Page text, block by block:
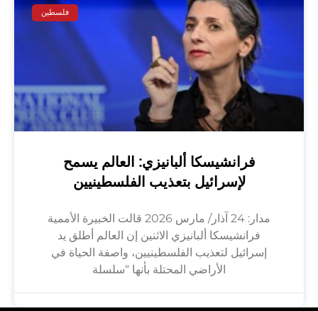
فلسطين
فرانشيسكا ألبانيزي: العالم يسمح
لإسرائيل بتعذيب الفلسطينيين
مدار: 24 آذار/ مارس 2026 قالت الخبيرة الأممية
فرانشيسكا ألبانيزي الاثنين إن العالم أطلق يد
إسرائيل لتعذيب الفلسطينيين، واصفة الحياة في
الأراضي المحتلة بأنها “سلسلة